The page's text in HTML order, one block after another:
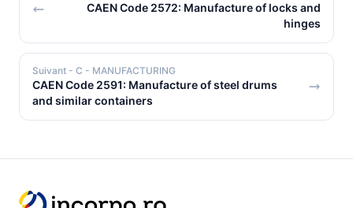
CAEN Code 2572: Manufacture of locks and
hinges
Suivant - C - MANUFACTURING
CAEN Code 2591: Manufacture of steel drums
and similar containers